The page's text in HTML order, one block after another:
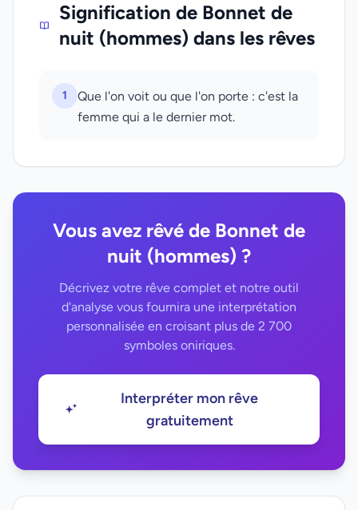
Signification de Bonnet de
nuit (hommes) dans les rêves
1
Que l'on voit ou que l'on porte : c'est la
femme qui a le dernier mot.
Vous avez rêvé de Bonnet de
nuit (hommes) ?
Décrivez votre rêve complet et notre outil
d'analyse vous fournira une interprétation
personnalisée en croisant plus de 2 700
symboles oniriques.
Interpréter mon rêve
gratuitement